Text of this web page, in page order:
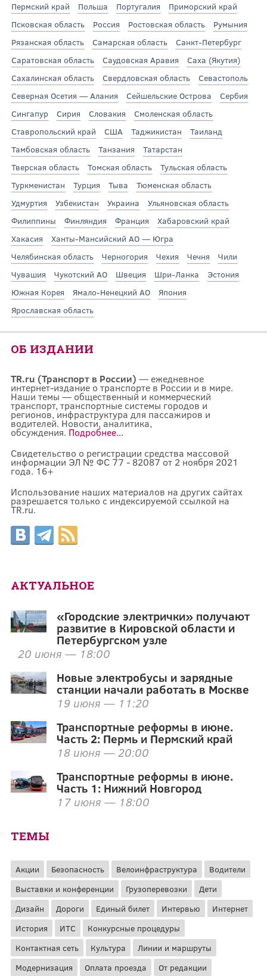
Пермский край
Польша Португалия
Приморский край
Псковская область
Россия Ростовская область
Румыния
Рязанская область
Самарская область
Санкт-Петербург
Саратовская область
Саудовская Аравия
Саха (Якутия)
Сахалинская область
Свердловская область
Севастополь
Северная Осетия — Алания
Сейшельские Острова
Сербия
Сингапур
Сирия Словакия
Смоленская область
Ставропольский край
США Таджикистан
Таиланд
Тамбовская область
Танзания
Татарстан
Тверская область
Томская область
Тульская область
Туркменистан
Турция Тыва
Тюменская область
Удмуртия
Узбекистан Украина
Ульяновская область
Филиппины
Финляндия Франция
Хабаровский край
Хакасия
Ханты-Мансийский АО — Югра
Челябинская область
Черногория Чехия Чечня
Чили
Чувашия
Чукотский АО Швеция Шри-Ланка
Эстония
Южная Корея
Ямало-Ненецкий АО
Япония
Ярославская область
ОБ ИЗДАНИИ
TR.ru (Транспорт в России) — ежедневное
интернет-издание о транспорте в России и в мире.
Наши темы — общественный и коммерческий
транспорт, транспортные системы городов и
регионов, инфраструктура для пассажиров и
водителей. Новости, аналитика,
обсуждения. Подробнее...
Свидетельство о регистрации средства массовой
информации ЭЛ № ФС 77 - 82087 от 2 ноября 2021
года. 16+
Использование наших материалов на других сайтах
разрешается только с индексируемой ссылкой на
TR.ru.
АКТУАЛЬНОЕ
«Городские электрички» получают
развитие в Кировской области и
Петербургском узле
20 июня — 18:00
Новые электробусы и зарядные
станции начали работать в Москве
19 июня — 11:20
Транспортные реформы в июне.
Часть 2: Пермь и Пермский край
18 июня — 20:00
Транспортные реформы в июне.
Часть 1: Нижний Новгород
17 июня — 18:00
ТЕМЫ
Акции Безопасность Велоинфраструктура
Водители
Выставки и конференции
Грузоперевозки
Дети
Дизайн
Дороги Единый билет Интервью
Интернет
История
ИТС
Конкурсные процедуры
Контактная сеть
Культура
Линии и маршруты
Модернизация
Оплата проезда От редакции